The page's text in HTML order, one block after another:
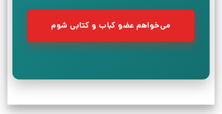
می‌خواهم عضو کباب و کتابی شوم